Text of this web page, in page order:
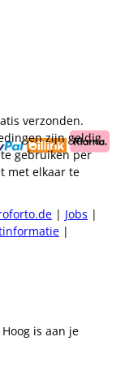
verzonden.
zijn geldig
gebruiken per
met elkaar te
| Jobs |
|
is aan je